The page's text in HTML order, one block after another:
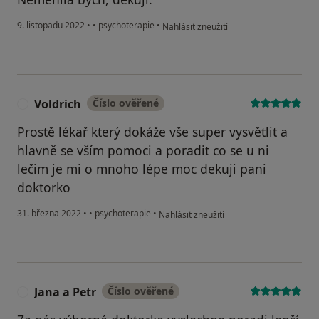
9. listopadu 2022 • • psychoterapie • podle názoru uživatele N.D.
Nahlásit zneužití
Voldrich Číslo ověřené
Prostě lékař který dokáže vše super vysvětlit a
hlavně se vším pomoci a poradit co se u ni
lečim je mi o mnoho lépe moc dekuji pani
doktorko
31. března 2022 • • psychoterapie • podle názoru uživatele Voldrich
Nahlásit zneužití
Jana a Petr Číslo ověřené